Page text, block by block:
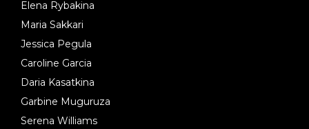
Elena Rybakina
Maria Sakkari
Jessica Pegula
Caroline Garcia
Daria Kasatkina
Garbine Muguruza
Serena Williams